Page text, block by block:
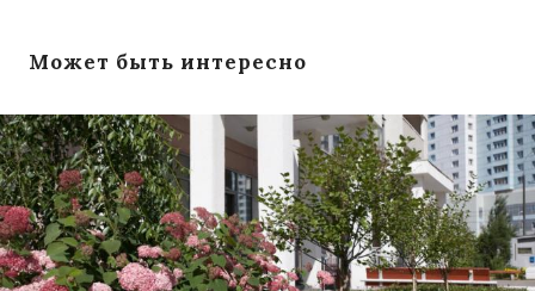
Может быть интересно